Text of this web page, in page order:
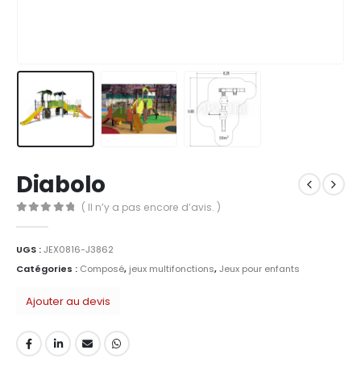
Diabolo
( Il n’y a pas encore d’avis. )
UGS :JEX0816-J3862
Catégories : Composé, jeux multifonctions,Jeux pour enfants
Ajouter au devis